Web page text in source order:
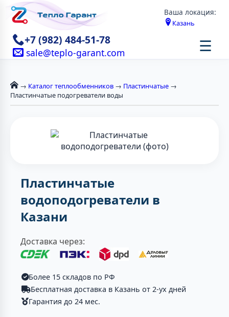
Ваша локация:
Казань
+7 (982) 484-51-78
sale@teplo-garant.com ☰
→ Каталог теплообменников → Пластинчатые →
Пластинчатые подогреватели воды
Пластинчатые
водоподогреватели в
Казани
Доставка через:
Более 15 складов по РФ
Бесплатная доставка в Казань от 2-ух дней
Гарантия до 24 мес.